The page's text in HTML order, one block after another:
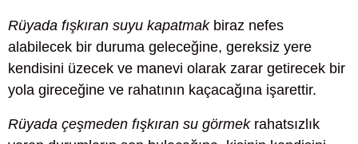
Rüyada fışkıran suyu kapatmakbiraz nefes
alabilecek bir duruma geleceğine, gereksiz yere
kendisini üzecek ve manevi olarak zarar getirecek bir
yola gireceğine ve rahatının kaçacağına işarettir.
Rüyada çeşmeden fışkıran su görmekrahatsızlık